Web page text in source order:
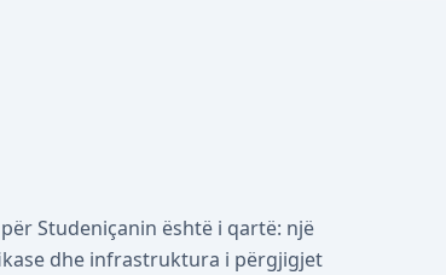
Studeniçanin është i qartë: një
dhe infrastruktura i përgjigjet